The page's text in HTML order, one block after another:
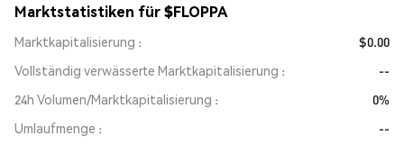
Marktstatistiken für $FLOPPA
Marktkapitalisierung
$0.00
Vollständig verwässerte Marktkapitalisierung
--
24h Volumen/Marktkapitalisierung
0%
Umlaufmenge
--